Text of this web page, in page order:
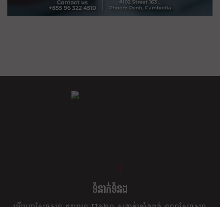
ខ្លឹម ខ្លី រហ័ស
ទំនាក់ទំនង